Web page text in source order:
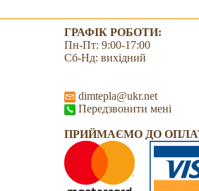
ГРАФІК РОБОТИ:
Пн-Пт: 9:00-17:00
Сб-Нд: вихідний
dimtepla@ukr.net
Передзвонити мені
ПРИЙМАЄМО ДО